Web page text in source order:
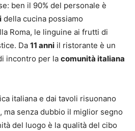
ben il 90% del personale è
della cucina possiamo
Roma, le linguine ai frutti di
Da 11 anni il ristorante è un
incontro per la comunità italiana
italiana e dai tavoli risuonano
ma senza dubbio il miglior segno
del luogo è la qualità del cibo